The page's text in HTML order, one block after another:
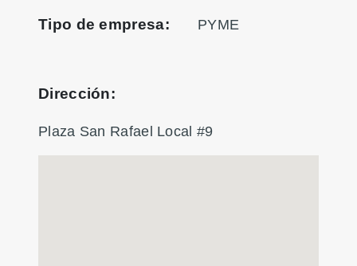
Tipo de empresa: PYME
Dirección:
Plaza San Rafael Local #9